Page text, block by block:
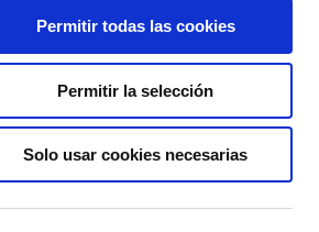
Permitir todas las cookies
Permitir la selección
Solo usar cookies necesarias